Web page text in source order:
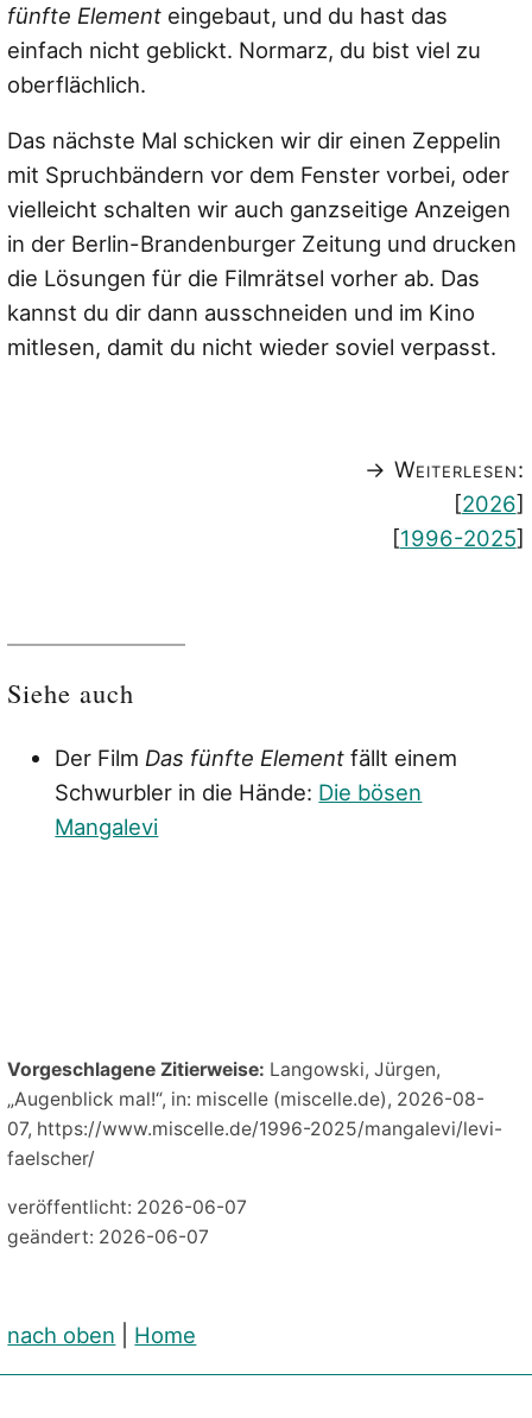
fünfte Element eingebaut, und du hast das
einfach nicht geblickt. Normarz, du bist viel zu
oberflächlich.
Das nächste Mal schicken wir dir einen Zeppelin
mit Spruchbändern vor dem Fenster vorbei, oder
vielleicht schalten wir auch ganzseitige Anzeigen
in der Berlin-Brandenburger Zeitung und drucken
die Lösungen für die Filmrätsel vorher ab. Das
kannst du dir dann ausschneiden und im Kino
mitlesen, damit du nicht wieder soviel verpasst.
→ Weiterlesen:
[2026]
[1996-2025]
Siehe auch
Der Film Das fünfte Element fällt einem
Schwurbler in die Hände: Die bösen
Mangalevi
Vorgeschlagene Zitierweise: Langowski, Jürgen,
„Augenblick mal!“, in: miscelle (miscelle.de), 2026-08-
07, https://www.miscelle.de/1996-2025/mangalevi/levi-
faelscher/
veröffentlicht: 2026-06-07
geändert: 2026-06-07
nach oben Home